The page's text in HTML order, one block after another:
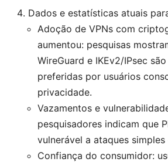
Dados e estatísticas atuais
Adoção de VPNs com
aumentou: pesquisas
WireGuard e IKEv2/IPsec
preferidas por usuários
privacidade.
Vazamentos e
pesquisadores indicam que
vulnerável a ataques simples
Confiança do consumidor: